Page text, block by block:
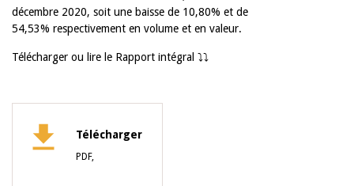
décembre 2020, soit une baisse de 10,80% et de
54,53% respectivement en volume et en valeur.
Télécharger ou lire le Rapport intégral ⤵️⤵️
Télécharger
PDF,